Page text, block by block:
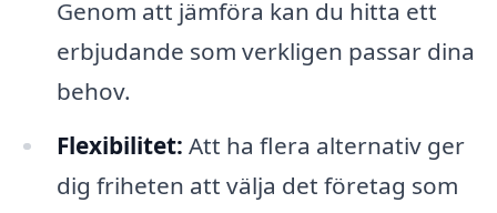
Genom att jämföra kan du hitta ett
erbjudande som verkligen passar dina
behov.
Flexibilitet: Att ha flera alternativ ger
dig friheten att välja det företag som